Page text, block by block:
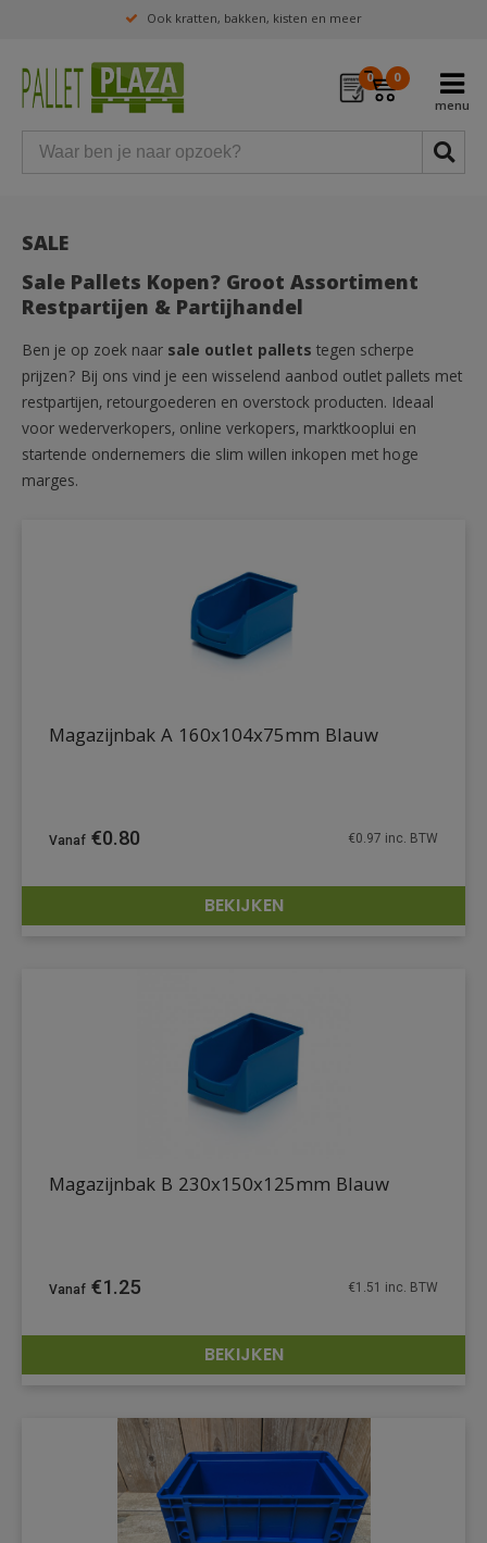
Ook kratten, bakken, kisten en meer
0 0
SALE
Sale Pallets Kopen? Groot Assortiment
Restpartijen & Partijhandel
Ben je op zoek naar sale outlet pallets tegen scherpe
prijzen? Bij ons vind je een wisselend aanbod outlet pallets met
restpartijen, retourgoederen en overstock producten. Ideaal
voor wederverkopers, online verkopers, marktkooplui en
startende ondernemers die slim willen inkopen met hoge
marges.
DETAILS
Magazijnbak A 160x104x75mm Blauw
€0.80 €0.97 inc. BTW
BEKIJKEN
DETAILS
Magazijnbak B 230x150x125mm Blauw
€1.25 €1.51 inc. BTW
BEKIJKEN